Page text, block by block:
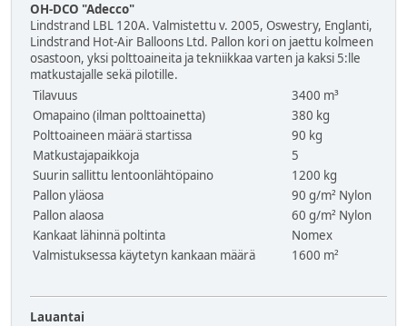
OH-DCO "Adecco"
Lindstrand LBL 120A. Valmistettu v. 2005, Oswestry, Englanti,
Lindstrand Hot-Air Balloons Ltd. Pallon kori on jaettu kolmeen
osastoon, yksi polttoaineita ja tekniikkaa varten ja kaksi 5:lle
matkustajalle sekä pilotille.
Tilavuus
3400 m³
Omapaino (ilman polttoainetta)
380 kg
Polttoaineen määrä startissa
90 kg
Matkustajapaikkoja
5
Suurin sallittu lentoonlähtöpaino
1200 kg
Pallon yläosa
90 g/m² Nylon
Pallon alaosa
60 g/m² Nylon
Kankaat lähinnä poltinta
Nomex
Valmistuksessa käytetyn kankaan määrä
1600 m²
Lauantai